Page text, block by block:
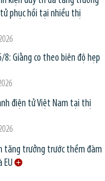
phục hồi tại nhiều thị
Giằng co theo biên độ hẹp
điện tử Việt Nam tại thị
tăng trưởng trước thềm đàm